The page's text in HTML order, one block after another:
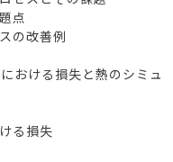
点
の改善例
おける損失と熱のシミュ
る損失